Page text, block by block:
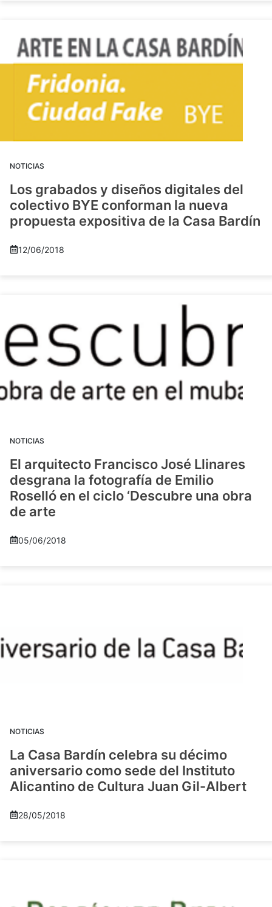
NOTICIAS
Los grabados y diseños digitales del
colectivo BYE conforman la nueva
propuesta expositiva de la Casa Bardín
12/06/2018
NOTICIAS
El arquitecto Francisco José Llinares
desgrana la fotografía de Emilio
Roselló en el ciclo ‘Descubre una obra
de arte
05/06/2018
NOTICIAS
La Casa Bardín celebra su décimo
aniversario como sede del Instituto
Alicantino de Cultura Juan Gil-Albert
28/05/2018